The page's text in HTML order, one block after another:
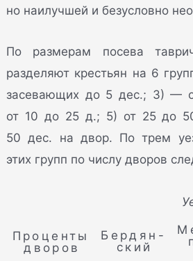
но наилучшей и безусловно
По размерам посева
разделяют крестьян на 6
засевающих до 5 дес.; 3) —
от 10 до 25 д.; 5) от 25 до
50 дес. на двор. По трем
этих групп по числу дворов
Проценты
дворов
Бердян-
ский